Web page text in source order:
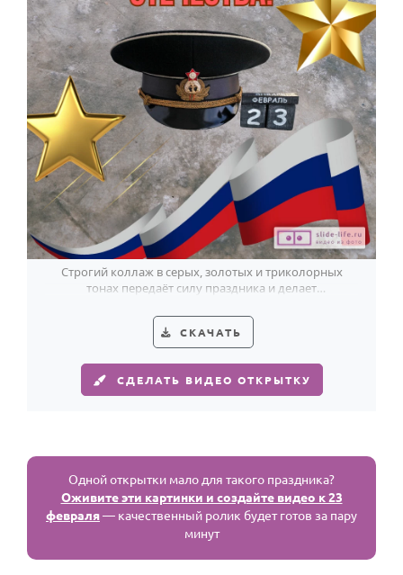
Строгий коллаж в серых, золотых и триколорных
тонах передаёт силу праздника и делает
СКАЧАТЬ
СДЕЛАТЬ ВИДЕО ОТКРЫТКУ
Одной открытки мало для такого праздника?
Оживите эти картинки и создайте видео к 23
февраля— качественный ролик будет готов за пару
минут